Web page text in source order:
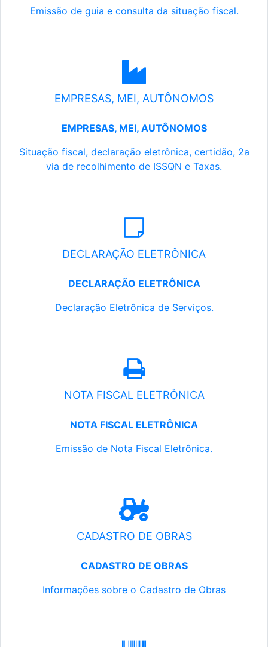
Emissão de guia e consulta da situação fiscal.
EMPRESAS, MEI, AUTÔNOMOS
EMPRESAS, MEI, AUTÔNOMOS
Situação fiscal, declaração eletrônica, certidão, 2a
via de recolhimento de ISSQN e Taxas.
DECLARAÇÃO ELETRÔNICA
DECLARAÇÃO ELETRÔNICA
Declaração Eletrônica de Serviços.
NOTA FISCAL ELETRÔNICA
NOTA FISCAL ELETRÔNICA
Emissão de Nota Fiscal Eletrônica.
CADASTRO DE OBRAS
CADASTRO DE OBRAS
Informações sobre o Cadastro de Obras